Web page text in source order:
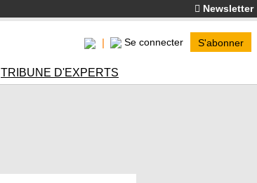
Newsletter
Se connecter S'abonner
TRIBUNE D'EXPERTS